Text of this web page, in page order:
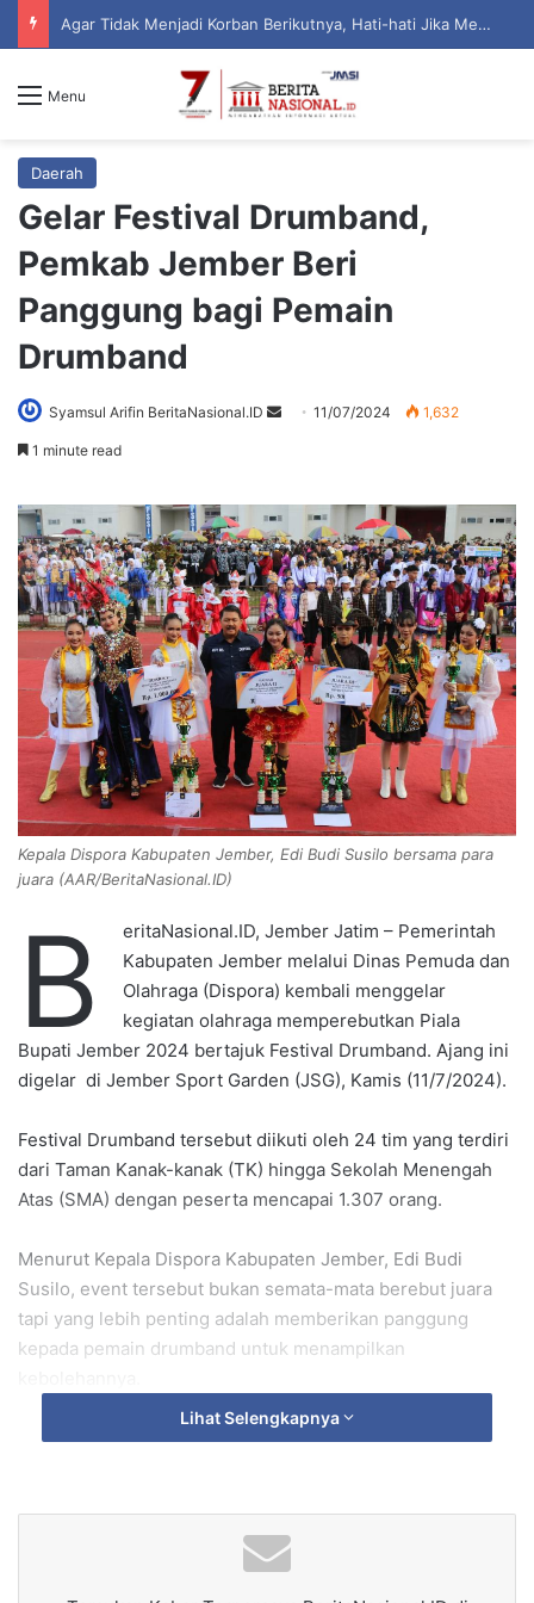
Semarak HUT ke-81 RI, Kodim 0823/Situbondo Balap Sarung Hingga Lomba Bongkar Senjata
Menu
Daerah
Gelar Festival Drumband,
Pemkab Jember Beri
Panggung bagi Pemain
Drumband
Syamsul Arifin BeritaNasional.ID
a
n
e
m
a
i
l
11/07/2024 1,632
1 minute read
Kepala Dispora Kabupaten Jember, Edi Budi Susilo bersama para
juara (AAR/BeritaNasional.ID)
B
eritaNasional.ID, Jember Jatim – Pemerintah
Kabupaten Jember melalui Dinas Pemuda dan
Olahraga (Dispora) kembali menggelar
kegiatan olahraga memperebutkan Piala
Bupati Jember 2024 bertajuk Festival Drumband. Ajang ini
digelar di Jember Sport Garden (JSG), Kamis (11/7/2024).
Festival Drumband tersebut diikuti oleh 24 tim yang terdiri
dari Taman Kanak-kanak (TK) hingga Sekolah Menengah
Atas (SMA) dengan peserta mencapai 1.307 orang.
Menurut Kepala Dispora Kabupaten Jember, Edi Budi
Susilo, event tersebut bukan semata-mata berebut juara
tapi yang lebih penting adalah memberikan panggung
kepada pemain drumband untuk menampilkan
“Ini panggungnya. orang latihan tok tapi tidak ada
Lihat Selengkapnya